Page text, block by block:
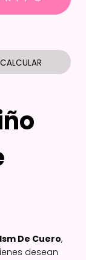
CALCULAR
De Cuero,
desean